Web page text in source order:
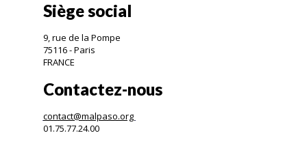
Siège social
9, rue de la Pompe
75116 - Paris
FRANCE
Contactez-nous
contact@malpaso.org
01.75.77.24.00